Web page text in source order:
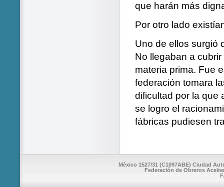
que harán más
Por otro lado
Uno de ellos surgió
No llegaban a
materia prima. Fue
federación tomara
dificultad por la que
se logro el
fábricas pudiesen
México 1527/31 (C1097ABE) Ciudad
Federación de Obreros